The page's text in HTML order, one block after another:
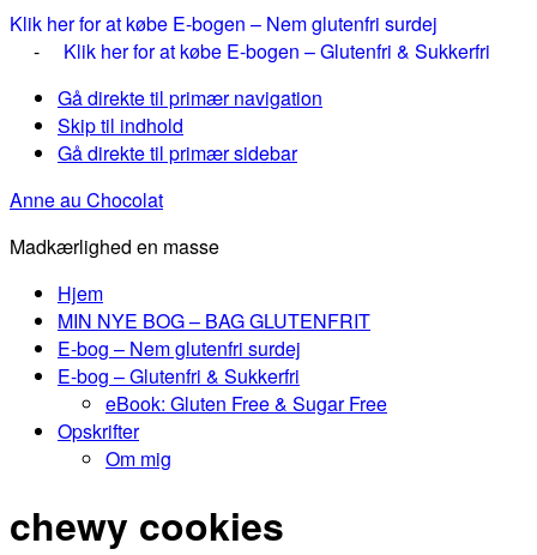
Klik her for at købe E-bogen – Nem glutenfri surdej
- Klik her for at købe E-bogen – Glutenfri & Sukkerfri
Gå direkte til primær navigation
Skip til indhold
Gå direkte til primær sidebar
Anne au Chocolat
Madkærlighed en masse
Hjem
MIN NYE BOG – BAG GLUTENFRIT
E-bog – Nem glutenfri surdej
E-bog – Glutenfri & Sukkerfri
eBook: Gluten Free & Sugar Free
Opskrifter
Om mig
chewy cookies